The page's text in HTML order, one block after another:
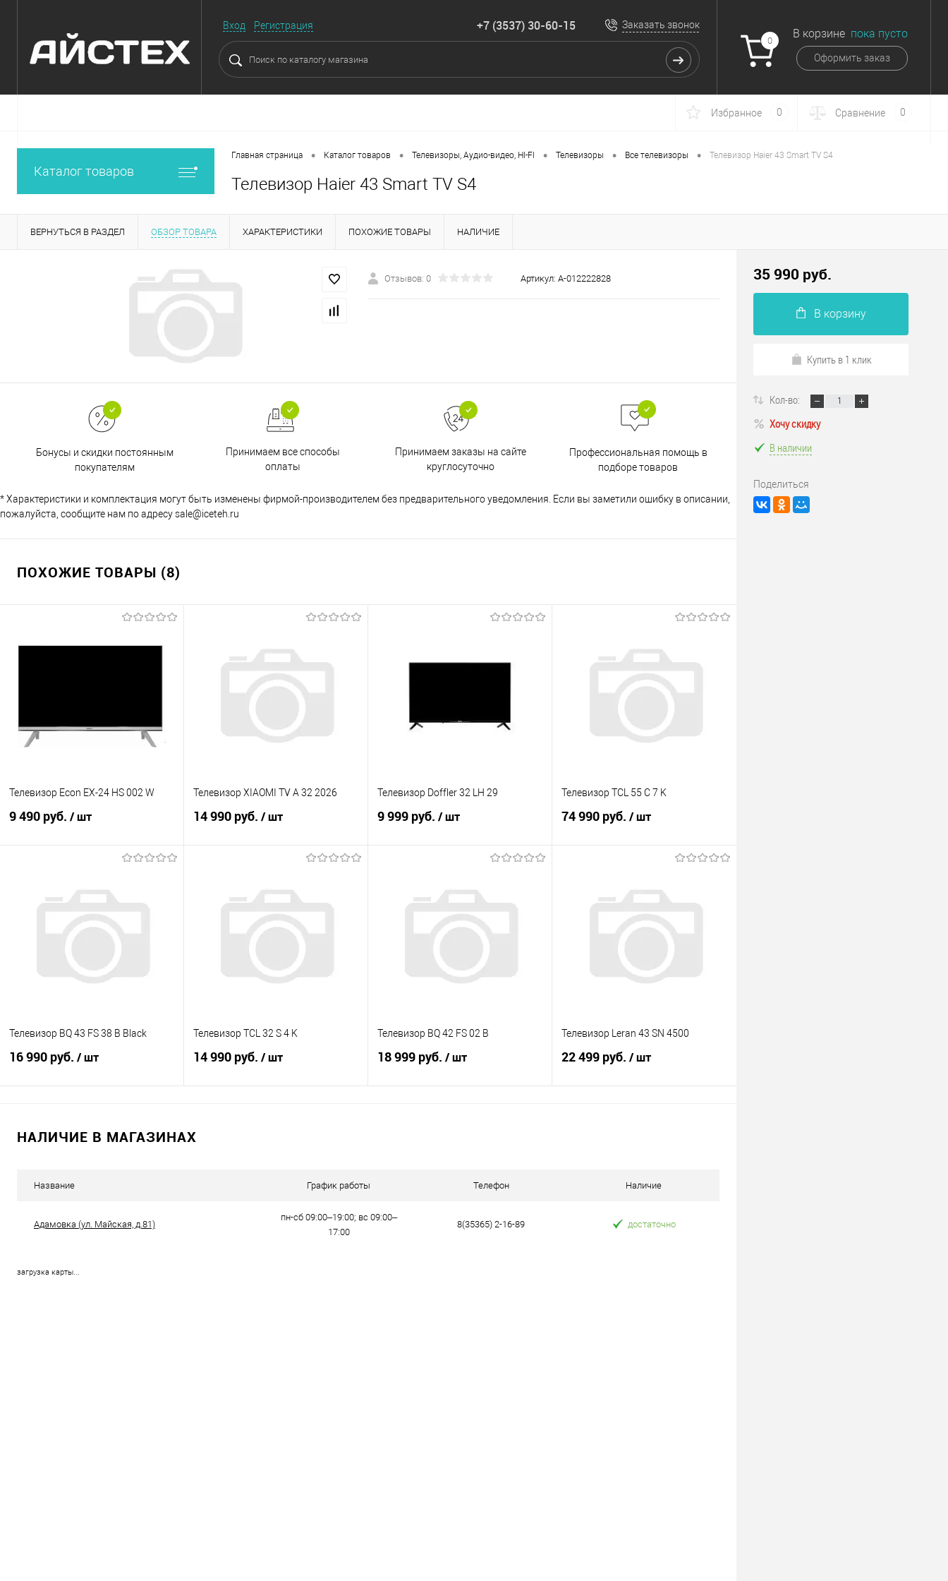
Вход Регистрация +7 (3537) 30-60-15 Заказать звонок
0
В корзине пока пусто
Оформить заказ
Избранное 0 Сравнение 0
Каталог товаров
Главная страница • Каталог товаров • Телевизоры, Аудио-видео, HI-FI • Телевизоры • Все телевизоры • Телевизор Haier 43 Smart TV S4
Телевизор Haier 43 Smart TV S4
ВЕРНУТЬСЯ В РАЗДЕЛ ОБЗОР ТОВАРА ХАРАКТЕРИСТИКИ ПОХОЖИЕ ТОВАРЫ НАЛИЧИЕ
Отзывов: 0 Артикул: А-012222828
Бонусы и скидки постоянным
покупателям
Принимаем все способы
оплаты
Принимаем заказы на сайте
круглосуточно
Профессиональная помощь в
подборе товаров
Весь ассортимент
* Характеристики и комплектация могут быть изменены фирмой-производителем без предварительного уведомления. Если вы заметили ошибку в описании,
пожалуйста, сообщите нам по адресу sale@iceteh.ru
ПОХОЖИЕ ТОВАРЫ (8)
Телевизор Econ EX-24 HS 002 W
9 490 руб. / шт
Купить в 1 клик
К сравнению
В избранное
В наличии
Телевизор XIAOMI TV A 32 2026
14 990 руб. / шт
Купить в 1 клик
К сравнению
В избранное
В наличии
Телевизор Doffler 32 LH 29
9 999 руб. / шт
Купить в 1 клик
К сравнению
В избранное
В наличии
Телевизор TCL 55 C 7 K
74 990 руб. / шт
Купить в 1 клик
К сравнению
В избранное
В наличии
Телевизор BQ 43 FS 38 B Black
16 990 руб. / шт
Купить в 1 клик
К сравнению
Телевизор TCL 32 S 4 K
14 990 руб. / шт
Телевизор BQ 42 FS 02 B
18 999 руб. / шт
Телевизор Leran 43 SN 4500
22 499 руб. / шт
НАЛИЧИЕ В МАГАЗИНАХ
Название График работы Телефон Наличие
Адамовка (ул. Майская, д.81)
пн-сб 09:00–19:00; вс 09:00–
17:00
8(35365) 2-16-89 достаточно
загрузка карты...
35 990 руб.
В корзину
Купить в 1 клик
Кол-во:
Хочу скидку
В наличии
Поделиться